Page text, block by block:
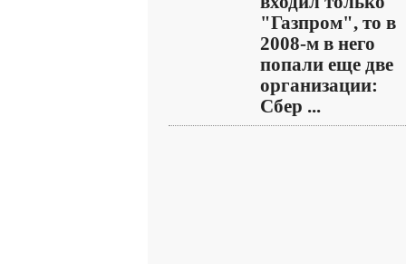
"Газпром", то в
2008-м в него
попали еще две
организации:
Сбер ...